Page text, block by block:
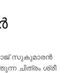
സുകുമാരൻ
ചിത്രം ശ്രീ